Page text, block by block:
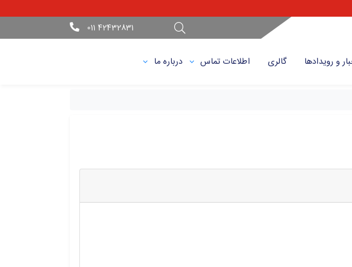
42432831 011
و رویداد‌ها گالری اطلاعات تماس درباره ما